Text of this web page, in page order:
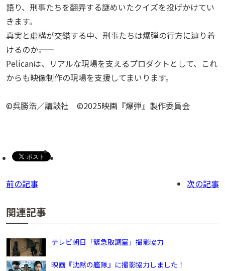
語り、刑事たちを翻弄する謎めいたクイズを投げかけてい
きます。
真実と虚構が交錯する中、刑事たちは爆弾の行方に辿り着
けるのか――。
Pelicanは、リアルな現場を支えるプロダクトとして、これ
からも映像制作の現場を支援してまいります。
©呉勝浩／講談社 ©2025映画『爆弾』製作委員会
前の記事 次の記事
関連記事
テレビ朝日「緊急取調室」撮影協力
映画『沈黙の艦隊』に撮影協力しました！